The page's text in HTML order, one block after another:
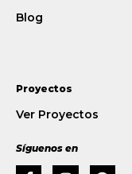
Blog
Proyectos
Ver Proyectos
Síguenos en